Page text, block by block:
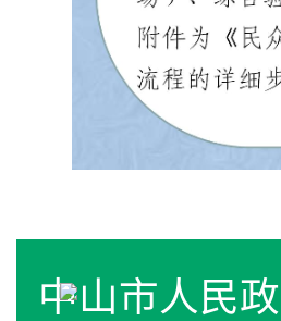
中山市人民